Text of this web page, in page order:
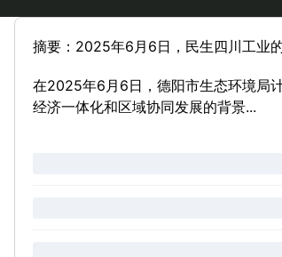
摘要：2025年6月6日，民生四川工业
在2025年6月6日，德阳市生态环境局
经济一体化和区域协同发展的背景...